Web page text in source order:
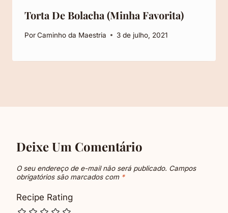
Torta De Bolacha (Minha Favorita)
PorCaminho da Maestria 3 de julho, 2021
Deixe Um Comentário
O seu endereço de e-mail não será publicado. Campos
obrigatórios são marcados com *
Recipe Rating